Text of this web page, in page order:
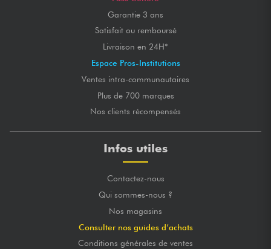
Garantie 3 ans
Satisfait ou remboursé
Livraison en 24H*
Espace Pros-Institutions
Ventes intra-communautaires
Plus de 700 marques
Nos clients récompensés
Infos utiles
Contactez-nous
Qui sommes-nous ?
Nos magasins
Consulter nos guides d’achats
Conditions générales de ventes